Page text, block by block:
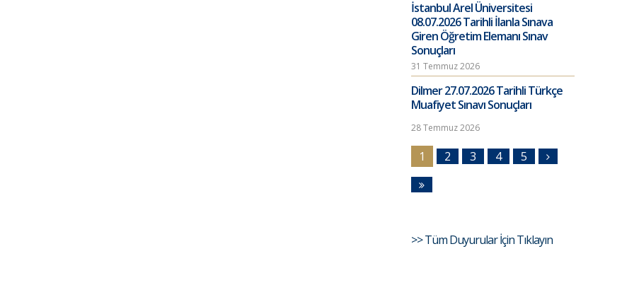
İstanbul Arel Üniversitesi
08.07.2026 Tarihli İlanla Sınava
Giren Öğretim Elemanı Sınav
Sonuçları
31 Temmuz 2026
Dilmer 27.07.2026 Tarihli Türkçe
Muafiyet Sınavı Sonuçları
28 Temmuz 2026
1 2 3 4 5
>> Tüm Duyurular İçin Tıklayın